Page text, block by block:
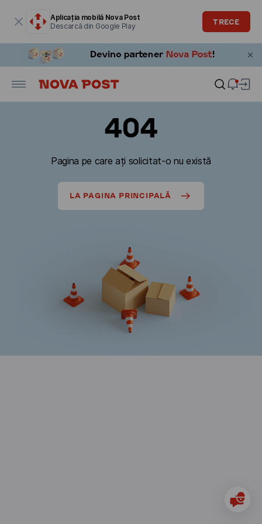
Aplicația mobilă Nova Post
Descarcă din Google Play
TRECE
404
Pagina pe care ați solicitat-o nu există
LA PAGINA PRINCIPALĂ